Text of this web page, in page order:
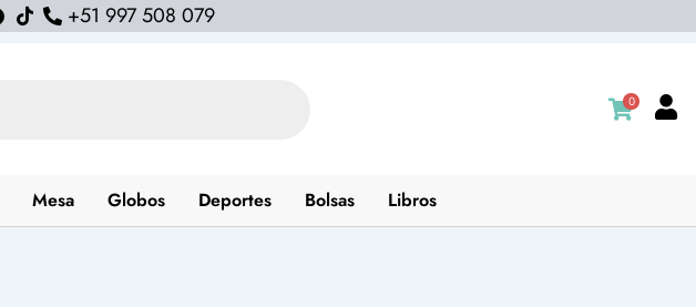
+51 997 508 079
0
Mesa Globos Deportes Bolsas Libros